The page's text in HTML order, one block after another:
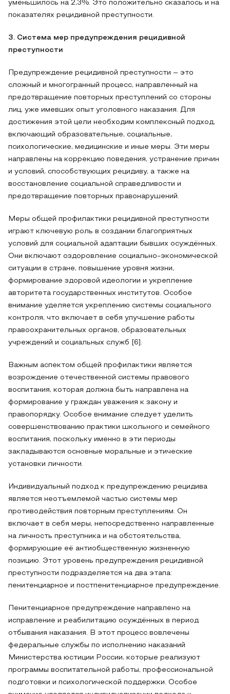
уменьшилось на 2,3%. Это положительно сказалось и на
показателях рецидивной преступности.
3. Система мер предупреждения рецидивной
преступности
Предупреждение рецидивной преступности – это
сложный и многогранный процесс, направленный на
предотвращение повторных преступлений со стороны
лиц, уже имевших опыт уголовного наказания. Для
достижения этой цели необходим комплексный подход,
включающий образовательные, социальные,
психологические, медицинские и иные меры. Эти меры
направлены на коррекцию поведения, устранение причин
и условий, способствующих рецидиву, а также на
восстановление социальной справедливости и
предотвращение повторных правонарушений.
Меры общей профилактики рецидивной преступности
играют ключевую роль в создании благоприятных
условий для социальной адаптации бывших осуждённых.
Они включают оздоровление социально-экономической
ситуации в стране, повышение уровня жизни,
формирование здоровой идеологии и укрепление
авторитета государственных институтов. Особое
внимание уделяется укреплению системы социального
контроля, что включает в себя улучшение работы
правоохранительных органов, образовательных
учреждений и социальных служб [6].
Важным аспектом общей профилактики является
возрождение отечественной системы правового
воспитания, которая должна быть направлена на
формирование у граждан уважения к закону и
правопорядку. Особое внимание следует уделить
совершенствованию практики школьного и семейного
воспитания, поскольку именно в эти периоды
закладываются основные моральные и этические
установки личности.
Индивидуальный подход к предупреждению рецидива
является неотъемлемой частью системы мер
противодействия повторным преступлениям. Он
включает в себя меры, непосредственно направленные
на личность преступника и на обстоятельства,
формирующие её антиобщественную жизненную
позицию. Этот уровень предупреждения рецидивной
преступности подразделяется на два этапа:
пенитенциарное и постпенитенциарное предупреждение.
Пенитенциарное предупреждение направлено на
исправление и реабилитацию осуждённых в период
отбывания наказания. В этот процесс вовлечены
федеральные службы по исполнению наказаний
Министерства юстиции России, которые реализуют
программы воспитательной работы, профессиональной
подготовки и психологической поддержки. Особое